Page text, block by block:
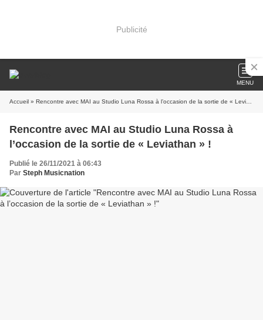
Publicité
MENU
Accueil » Rencontre avec MAI au Studio Luna Rossa à l’occasion de la sortie de « Leviathan » !
Rencontre avec MAI au Studio Luna Rossa à
l’occasion de la sortie de « Leviathan » !
Publié le 26/11/2021 à 06:43
Par Steph Musicnation